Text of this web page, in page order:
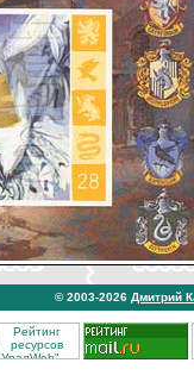
© 2003-2026 Дмитрий